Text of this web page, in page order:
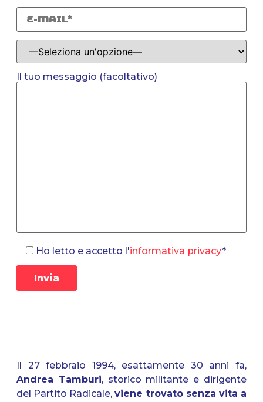
Il tuo messaggio (facoltativo)
Ho letto e accetto l'informativa privacy*
Il 27 febbraio 1994, esattamente 30 anni fa,
Andrea Tamburi, storico militante e dirigente
del Partito Radicale,viene trovato senza vita a